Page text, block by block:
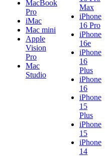
MacBook
Pro
iMac
Mac mini
Apple
Vision
Pro
Mac
Studio
Max
iPhone
16 Pro
iPhone
16e
iPhone
16
Plus
iPhone
16
iPhone
15
Plus
iPhone
15
iPhone
14